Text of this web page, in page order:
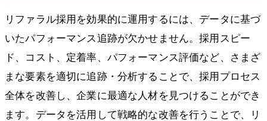
リファラル採用を効果的に運用するには、データに基づ
いたパフォーマンス追跡が欠かせません。採用スピー
ド、コスト、定着率、パフォーマンス評価など、さまざ
まな要素を適切に追跡・分析することで、採用プロセス
全体を改善し、企業に最適な人材を見つけることができ
ます。データを活用して戦略的な改善を行うことで、リ